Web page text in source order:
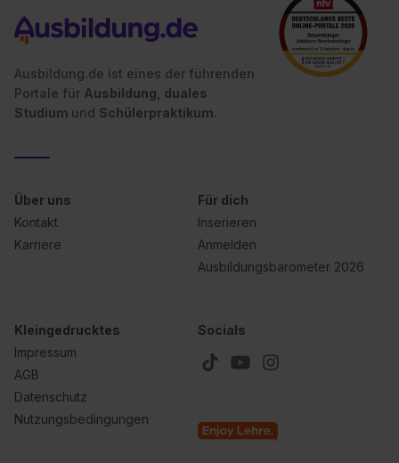
Ausbildung.de ist eines der führenden
Portale für Ausbildung, duales
Studium und Schülerpraktikum.
Über uns
Kontakt
Karriere
Für dich
Inserieren
Anmelden
Ausbildungsbarometer 2026
Kleingedrucktes
Impressum
AGB
Datenschutz
Nutzungsbedingungen
Socials